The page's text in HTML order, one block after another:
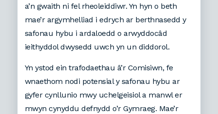
a’n gwaith ni fel rheoleiddiwr. Yn hyn o beth
mae’r argymhelliad i edrych ar berthnasedd y
safonau hybu i ardaloedd o arwyddocâd
ieithyddol dwysedd uwch yn un diddorol.
Yn ystod ein trafodaethau â’r Comisiwn, fe
wnaethom nodi potensial y safonau hybu ar
gyfer cynllunio mwy uchelgeisiol a manwl er
mwyn cynyddu defnydd o’r Gymraeg. Mae’r